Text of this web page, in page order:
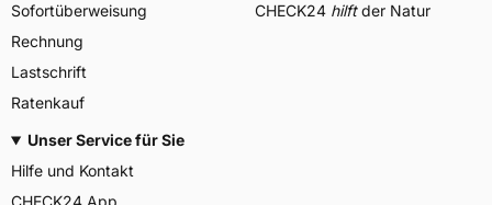
Sofortüberweisung
Rechnung
Lastschrift
Ratenkauf
CHECK24 hilftder Natur
Unser Service für Sie
Hilfe und Kontakt